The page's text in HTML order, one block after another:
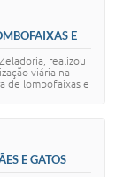
E
realizou
viária na
de lombofaixas e
E GATOS